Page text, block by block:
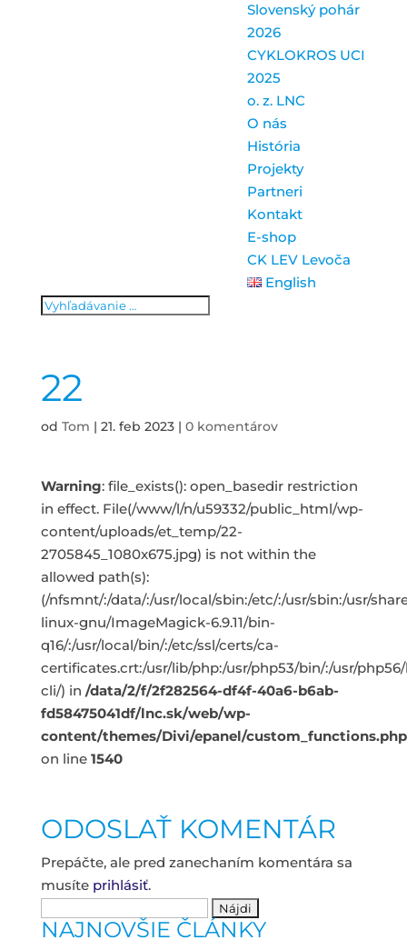
Slovenský pohár
2026
CYKLOKROS UCI
2025
o. z. LNC
O nás
História
Projekty
Partneri
Kontakt
E-shop
CK LEV Levoča
English
22
od Tom | 21. feb 2023| 0 komentárov
Warning: file_exists(): open_basedir restriction
in effect. File(/www/l/n/u59332/public_html/wp-
content/uploads/et_temp/22-
2705845_1080x675.jpg) is not within the
allowed path(s):
(/nfsmnt/:/data/:/usr/local/sbin:/etc/:/usr/sbin:/usr/
linux-gnu/ImageMagick-6.9.11/bin-
q16/:/usr/local/bin/:/etc/ssl/certs/ca-
certificates.crt:/usr/lib/php:/usr/php53/bin/:/usr/
cli/) in /data/2/f/2f282564-df4f-40a6-b6ab-
fd58475041df/lnc.sk/web/wp-
content/themes/Divi/epanel/custom_functions.php
on line 1540
ODOSLAŤ KOMENTÁR
Prepáčte, ale pred zanechaním komentára sa
musíte prihlásiť.
NAJNOVŠIE ČLÁNKY